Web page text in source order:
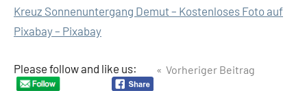
Kreuz Sonnenuntergang Demut – Kostenloses Foto auf
Pixabay – Pixabay
Please follow and like us:
BeitragsnavigationVorheriger Beitrag